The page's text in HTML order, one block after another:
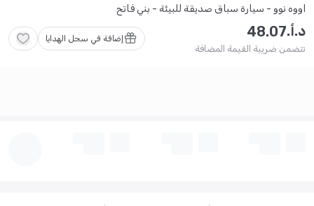
اووه نوو - سيارة سباق صديقة للبيئة - بني فاتح
د.أ. 48.07
تتضمن ضريبة القيمة المضافة
إضافة في سجل الهدايا